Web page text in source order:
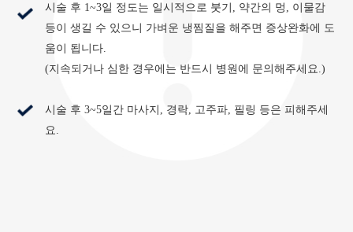
시술 후 1~3일 정도는 일시적으로 붓기, 약간의 멍, 이물감
등이 생길 수 있으니 가벼운 냉찜질을 해주면 증상완화에 도
움이 됩니다.
(지속되거나 심한 경우에는 반드시 병원에 문의해주세요.)
시술 후 3~5일간 마사지, 경락, 고주파, 필링 등은 피해주세
요.